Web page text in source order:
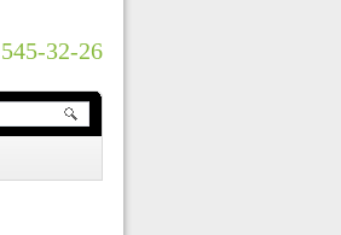
545-32-26